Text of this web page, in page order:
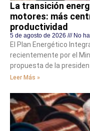
La transición
motores: más
productividad
5 de agosto de 2026 No
El Plan Energético
recientemente por el
propuesta de la
Leer Más »